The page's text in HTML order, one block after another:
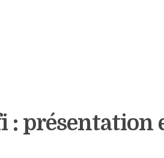
: présentation